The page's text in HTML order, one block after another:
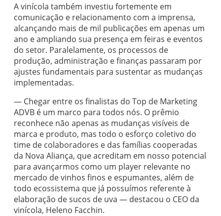
A vinícola também investiu fortemente em
comunicação e relacionamento com a imprensa,
alcançando mais de mil publicações em apenas um
ano e ampliando sua presença em feiras e eventos
do setor. Paralelamente, os processos de
produção, administração e finanças passaram por
ajustes fundamentais para sustentar as mudanças
implementadas.
— Chegar entre os finalistas do Top de Marketing
ADVB é um marco para todos nós. O prêmio
reconhece não apenas as mudanças visíveis de
marca e produto, mas todo o esforço coletivo do
time de colaboradores e das famílias cooperadas
da Nova Aliança, que acreditam em nosso potencial
para avançarmos como um player relevante no
mercado de vinhos finos e espumantes, além de
todo ecossistema que já possuímos referente à
elaboração de sucos de uva — destacou o CEO da
vinícola, Heleno Facchin.